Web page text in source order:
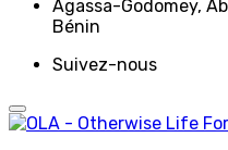
Agassa-Godomey,
Bénin
Suivez-nous